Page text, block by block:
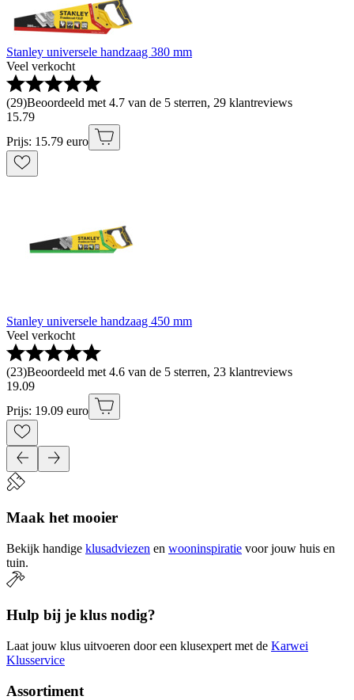
Stanley universele handzaag 380 mm
Veel verkocht
(29)Beoordeeld met 4.7 van de 5 sterren, 29 klantreviews
15.79
Prijs: 15.79 euro
Stanley universele handzaag 450 mm
Veel verkocht
(23)Beoordeeld met 4.6 van de 5 sterren, 23 klantreviews
19.09
Prijs: 19.09 euro
Maak het mooier
Bekijk handige klusadviezen en wooninspiratie voor jouw huis en
tuin.
Hulp bij je klus nodig?
Laat jouw klus uitvoeren door een klusexpert met de Karwei
Klusservice
Assortiment